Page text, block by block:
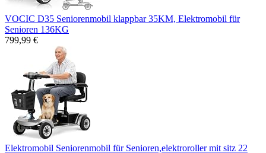
VOCIC D35 Seniorenmobil klappbar 35KM, Elektromobil für
Senioren 136KG
799,99 €
Elektromobil​ Seniorenmobil​ für Senioren,elektroroller mit sitz 22